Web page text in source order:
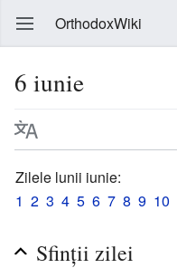
OrthodoxWiki
6 iunie
Zilele lunii iunie:
1 2 3 4 5 6 7 8 9 10
Sfinții zilei